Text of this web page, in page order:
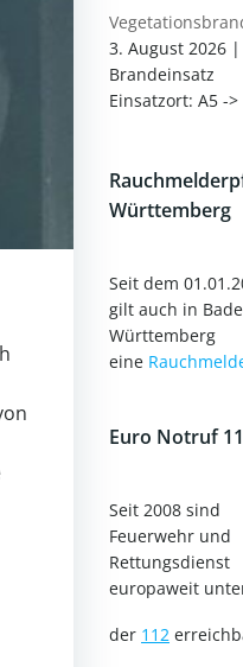
3. August 2026 |
Brandeinsatz
Einsatzort: A5 -
Württemberg
Seit dem
gilt auch in
Württemberg
eine
Euro Notruf
Seit 2008 sind
Feuerwehr und
Rettungsdienst
europaweit
der 112